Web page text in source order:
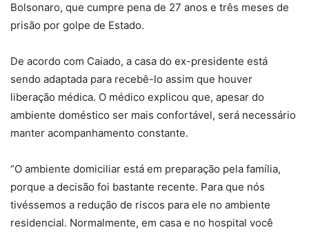
Bolsonaro, que cumpre pena de 27 anos e três meses de
prisão por golpe de Estado.
De acordo com Caiado, a casa do ex-presidente está
sendo adaptada para recebê-lo assim que houver
liberação médica. O médico explicou que, apesar do
ambiente doméstico ser mais confortável, será necessário
manter acompanhamento constante.
“O ambiente domiciliar está em preparação pela família,
porque a decisão foi bastante recente. Para que nós
tivéssemos a redução de riscos para ele no ambiente
residencial. Normalmente, em casa e no hospital você